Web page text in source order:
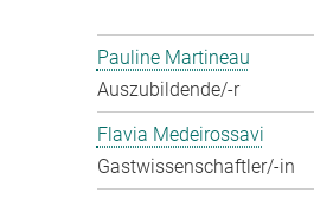
Pauline Martineau
Auszubildende/-r
Flavia Medeirossavi
Gastwissenschaftler/-in